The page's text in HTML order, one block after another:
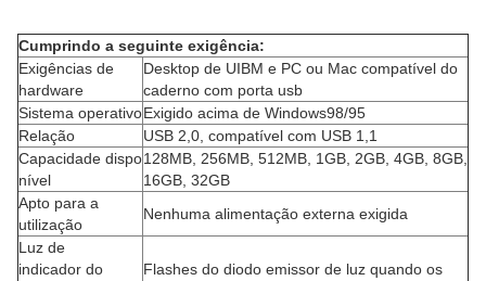
Cumprindo a seguinte exigência:
Exigências de
hardware
Desktop de UIBM e PC ou Mac compatível do
caderno com porta usb
Sistema operativoExigido acima de Windows98/95
Relação
USB 2,0, compatível com USB 1,1
Capacidade dispo
nível
128MB, 256MB, 512MB, 1GB, 2GB, 4GB, 8GB,
16GB, 32GB
Apto para a
utilização
Nenhuma alimentação externa exigida
Luz de
indicador do
Flashes do diodo emissor de luz quando os